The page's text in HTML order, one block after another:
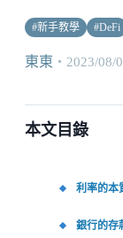
#新手教學 #DeFi
東東 ・ 2023/08/
本文目錄
利率的本
銀行的存